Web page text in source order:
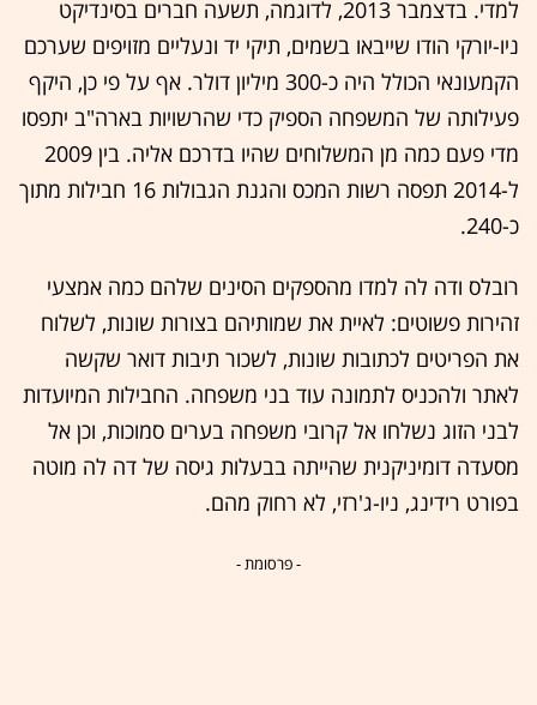
למדי. בדצמבר 2013, לדוגמה, תשעה חברים בסינדיקט
ניו-יורקי הודו שייבאו בשמים, תיקי יד ונעליים מזויפים שערכם
הקמעונאי הכולל היה כ-300 מיליון דולר. אף על פי כן, היקף
פעילותה של המשפחה הספיק כדי שהרשויות בארה"ב יתפסו
מדי פעם כמה מן המשלוחים שהיו בדרכם אליה. בין 2009
ל-2014 תפסה רשות המכס והגנת הגבולות 16 חבילות מתוך
כ-240.
רובלס ודה לה למדו מהספקים הסינים שלהם כמה אמצעי
זהירות פשוטים: לאיית את שמותיהם בצורות שונות, לשלוח
את הפריטים לכתובות שונות, לשכור תיבות דואר שקשה
לאתר ולהכניס לתמונה עוד בני משפחה. החבילות המיועדות
לבני הזוג נשלחו אל קרובי משפחה בערים סמוכות, וכן אל
מסעדה דומיניקנית שהייתה בבעלות גיסה של דה לה מוטה
בפורט רידינג, ניו-ג'רזי, לא רחוק מהם.
- פרסומת -